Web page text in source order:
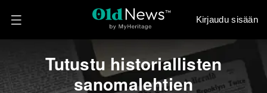
Kirjaudu sisään
Tutustu historiallisten
sanomalehtien